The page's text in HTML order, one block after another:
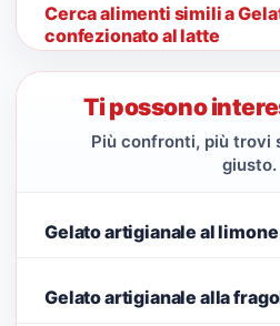
Cerca alimenti simili a
confezionato al latte
Ti possono
Più confronti, più trovi
giusto.
Gelato artigianale al limone
Gelato artigianale alla